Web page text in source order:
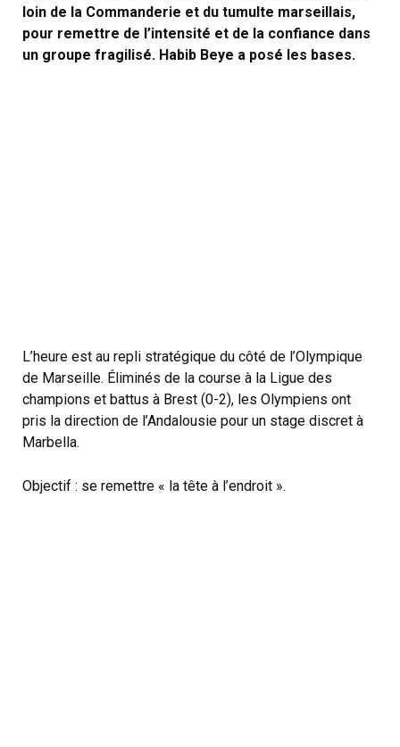
loin de la Commanderie et du tumulte marseillais,
pour remettre de l’intensité et de la confiance dans
un groupe fragilisé. Habib Beye a posé les bases.
L’heure est au repli stratégique du côté de l’Olympique
de Marseille. Éliminés de la course à la Ligue des
champions et battus à Brest (0-2), les Olympiens ont
pris la direction de l’Andalousie pour un stage discret à
Marbella.
Objectif : se remettre « la tête à l’endroit ».